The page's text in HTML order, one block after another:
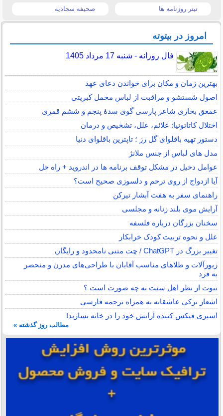
تیتر روزنامه ها صحیفه سجادیه
امروز در بیتوته
فال روزانه - شنبه 17 مرداد 1405
بهترین زمان و مکان برای خواندن دعای عهد
اصول شستشو و مراقبت از لباس مخمل کبریتی
عمعق بخاری شاعر پارسی گوی سدهٔ پنجم و ششم قمری
اختلال کاتاتونیا: علائم، علل، تشخیص و درمان
دستور تهیه باقلوای گل رز ؛ تاپترین باقلوای دنیا
مدل های لباس از جنس ملانژ
عوامل دخیل در مشکل توقف برنامه ها در اندروید + راه حل
آیا ازدواج از روی ترحم و دلسوزی صحیح است؟
راهنمای سفر به هفت آبشار تیرکن
آرایش موی بلند زنانه و مجلسی
سخنان بزرگان درباره فلسفه
علل و نحوه تربیت کودک خرابکار
تغییر بزرگ در ChatGPT / چت متنی نامحدود و رایگان
زیورآلات و طلاهای مناسب آقایان با طراحی‌های مدرن و منحصر
به فرد
نبوت از نظر اهل سنت به چه صورت است ؟
اشعار ترکی عاشقانه به همراه ترجمه فارسی
اسپری فیکس کننده آرایش خود را در خانه بسازید!
مطالب روز گذشته »